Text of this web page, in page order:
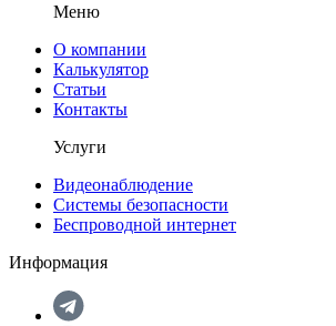
Меню
О компании
Калькулятор
Статьи
Контакты
Услуги
Видеонаблюдение
Системы безопасности
Беспроводной интернет
Информация